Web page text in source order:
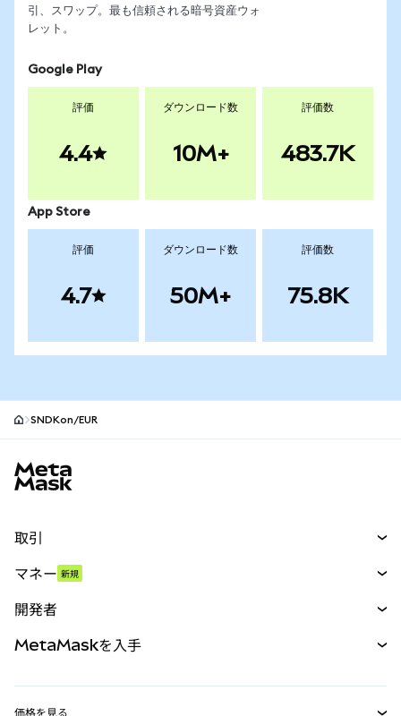
引、スワップ。最も信頼される暗号資産ウォ
レット。
Google Play
評価
4.4
ダウンロード数
10M+
評価数
483.7K
App Store
評価
4.7
ダウンロード数
50M+
評価数
75.8K
SNDKon/EUR
取引
パーペチュアル
RWA
マネー 新規
開発者
MetaMaskを入手
価格を見る